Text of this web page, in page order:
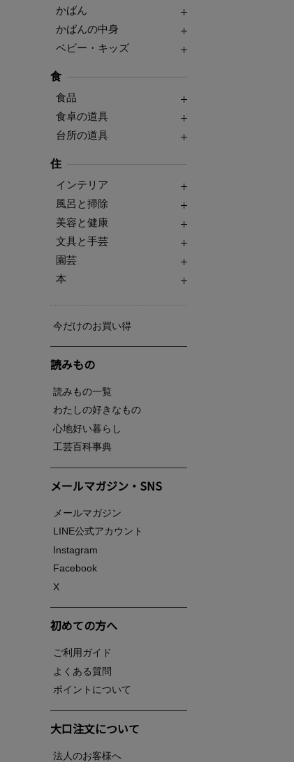
かばん
かばんの中身
ベビー・キッズ
食
食品
食卓の道具
台所の道具
住
インテリア
風呂と掃除
美容と健康
文具と手芸
園芸
本
今だけのお買い得
読みもの
読みもの一覧
わたしの好きなもの
心地好い暮らし
工芸百科事典
メールマガジン・SNS
メールマガジン
LINE公式アカウント
Instagram
Facebook
X
初めての方へ
ご利用ガイド
よくある質問
ポイントについて
大口注文について
法人のお客様へ